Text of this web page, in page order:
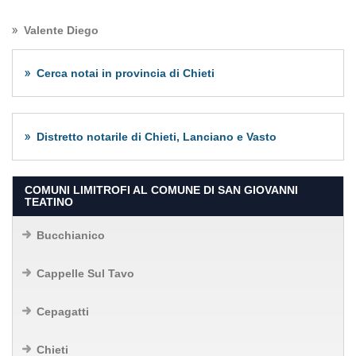
Valente Diego
Cerca notai in provincia di Chieti
Distretto notarile di Chieti, Lanciano e Vasto
COMUNI LIMITROFI AL COMUNE DI SAN GIOVANNI
TEATINO
Bucchianico
Cappelle Sul Tavo
Cepagatti
Chieti